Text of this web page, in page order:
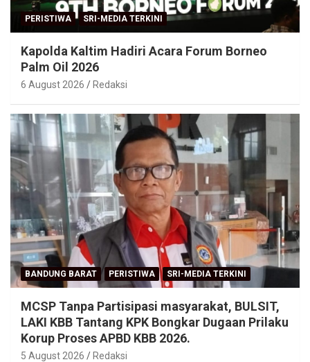
PERISTIWA SRI-MEDIA TERKINI
Kapolda Kaltim Hadiri Acara Forum Borneo
Palm Oil 2026
6 August 2026 Redaksi
BANDUNG BARAT PERISTIWA SRI-MEDIA TERKINI
MCSP Tanpa Partisipasi masyarakat, BULSIT,
LAKI KBB Tantang KPK Bongkar Dugaan Prilaku
Korup Proses APBD KBB 2026.
5 August 2026 Redaksi